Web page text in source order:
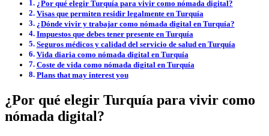
¿Por qué elegir Turquía para vivir como nómada digital?
Visas que permiten residir legalmente en Turquía
¿Dónde vivir y trabajar como nómada digital en Turquía?
Impuestos que debes tener presente en Turquía
Seguros médicos y calidad del servicio de salud en Turquía
Vida diaria como nómada digital en Turquía
Coste de vida como nómada digital en Turquía
Plans that may interest you
¿Por qué elegir Turquía para vivir como
nómada digital?